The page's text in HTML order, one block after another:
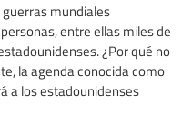
mundiales
entre ellas miles de
¿Por qué no
la agenda conocida como
a los estadounidenses